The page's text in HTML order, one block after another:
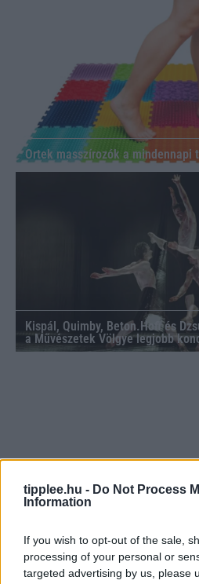
tipplee.hu - Do Not Process
Information
If you wish to opt-out of the sale,
processing of your personal or
targeted advertising by us, please
Ortek masszírozók a mindennapi
Kispál, Quimby, Beton.Hofi és
a Művészetek Völgye legjobb